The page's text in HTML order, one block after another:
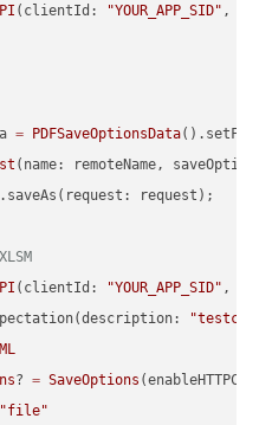
(clientId: "YOUR_APP_SID" ,
= PDFSaveOptionsData
(name: remoteName,
request);
(clientId: "YOUR_APP_SID" ,
? = SaveOptions
"file"